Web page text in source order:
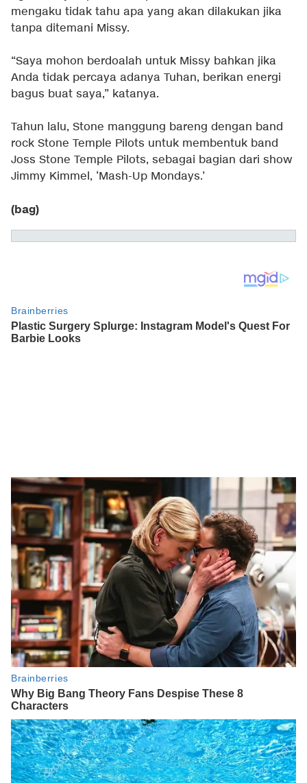
mengaku tidak tahu apa yang akan dilakukan jika
tanpa ditemani Missy.
“Saya mohon berdoalah untuk Missy bahkan jika
Anda tidak percaya adanya Tuhan, berikan energi
bagus buat saya,” katanya.
Tahun lalu, Stone manggung bareng dengan band
rock Stone Temple Pilots untuk membentuk band
Joss Stone Temple Pilots, sebagai bagian dari show
Jimmy Kimmel, ‘Mash-Up Mondays.’
(bag)